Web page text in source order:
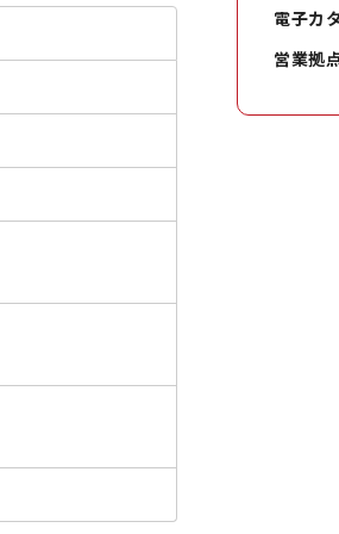
電子カ
営業拠